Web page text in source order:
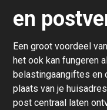
en
Een groot voordeel
het ook kan fungeren
belastingaangiftes en
plaats van je
post centraal laten